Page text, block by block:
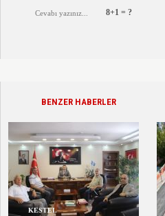
8+1 = ?
BENZER HABERLER
KESTEL